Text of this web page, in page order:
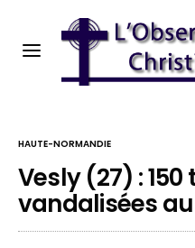
HAUTE-NORMANDIE
Vesly (27) :
vandalisées